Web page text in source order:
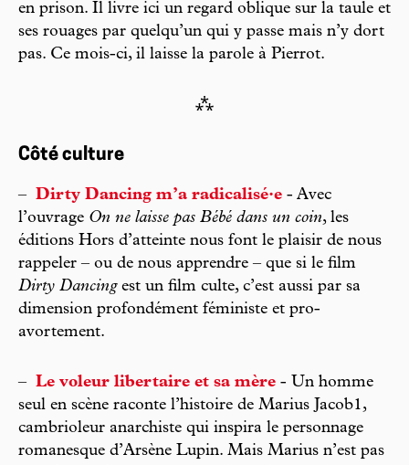
en prison. Il livre ici un regard oblique sur la taule et
ses rouages par quelqu’un qui y passe mais n’y dort
pas. Ce mois-ci, il laisse la parole à Pierrot.
⁂
Côté culture
– Dirty Dancing m’a radicalisé·e - Avec
l’ouvrage On ne laisse pas Bébé dans un coin, les
éditions Hors d’atteinte nous font le plaisir de nous
rappeler – ou de nous apprendre – que si le film
Dirty Dancingest un film culte, c’est aussi par sa
dimension profondément féministe et pro-
avortement.
– Le voleur libertaire et sa mère - Un homme
seul en scène raconte l’histoire de Marius Jacob1,
cambrioleur anarchiste qui inspira le personnage
romanesque d’Arsène Lupin. Mais Marius n’est pas